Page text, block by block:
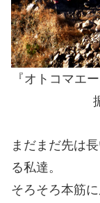
『オトコマエ
まだまだ先は
る私達。
そろそろ本筋に